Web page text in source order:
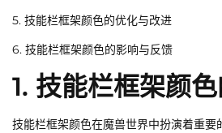
5. 技能栏框架颜色的优化与改进
6. 技能栏框架颜色的影响与反馈
1. 技能栏框架颜
技能栏框架颜色在魔兽世界中扮演着重要